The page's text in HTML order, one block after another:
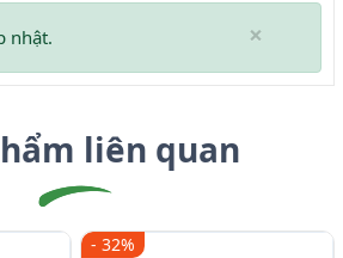
×
nhật.
liên quan
- 32%